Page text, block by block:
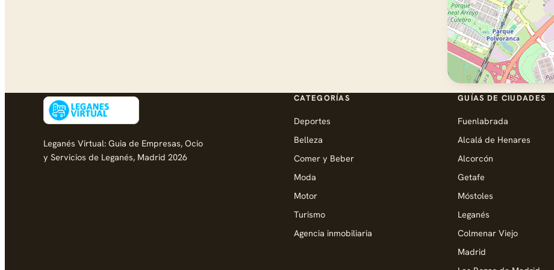
Leganés Virtual: Guia de Empresas, Ocio
y Servicios de Leganés, Madrid 2026
CATEGORÍAS
Deportes
Belleza
Comer y Beber
Moda
Motor
Turismo
Agencia inmobiliaria
GUÍAS DE CIUDADES
Fuenlabrada
Alcalá de Henares
Alcorcón
Getafe
Móstoles
Leganés
Colmenar Viejo
Madrid